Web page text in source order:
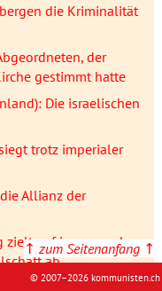
die Kriminalität
der
gestimmt hatte
Die israelischen
trotz imperialer
Allianz der
zielt auf immer mehr
ab
↑ zum Seitenanfang ↑
© 2007–2026 kommunisten.ch